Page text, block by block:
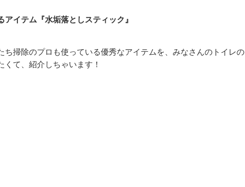
イテム『水垢落としスティック』
ち掃除のプロも使っている優秀なアイテムを、みなさんのトイレの
て、紹介しちゃいます！